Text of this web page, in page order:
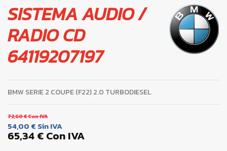
SISTEMA AUDIO /
RADIO CD
64119207197
BMW SERIE 2 COUPE (F22) 2.0 TURBODIESEL
72,60 €Con IVA
54,00 € Sin IVA
65,34 €Con IVA